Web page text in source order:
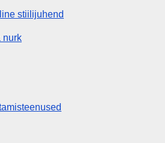
stiilijuhend
nurk